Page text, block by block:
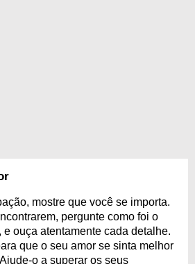
mostre que você se importa.
pergunte como foi o
ouça atentamente cada detalhe.
que o seu amor se sinta melhor
o a superar os seus